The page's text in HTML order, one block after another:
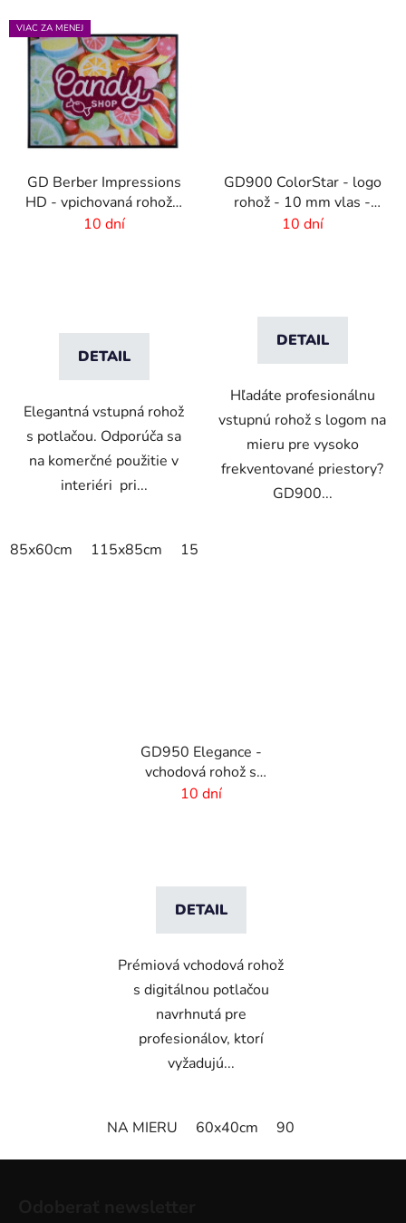
VIAC ZA MENEJ
GD Berber Impressions
HD - vpichovaná rohož s
logom
10 dní
DETAIL
Elegantná vstupná rohož
s potlačou. Odporúča sa
na komerčné použitie v
interiéri pri...
85x60cm 115x85cm 150x85cm
GD900 ColorStar - logo
rohož - 10 mm vlas -
rozmer na mieru
10 dní
DETAIL
Hľadáte profesionálnu
vstupnú rohož s logom na
mieru pre vysoko
frekventované priestory?
GD900...
GD950 Elegance -
vchodová rohož s
digitálnou potlačou - 6
10 dní
DETAIL
Prémiová vchodová rohož
s digitálnou potlačou
navrhnutá pre
profesionálov, ktorí
vyžadujú...
NA MIERU 60x40cm 90x60cm